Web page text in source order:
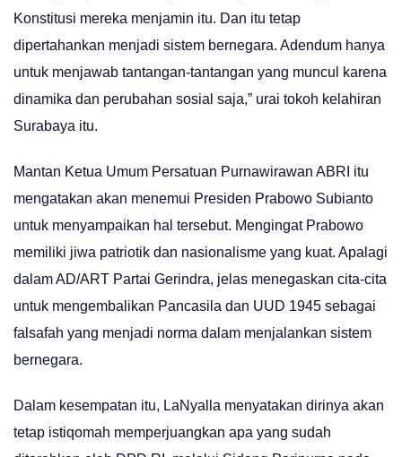
Konstitusi mereka menjamin itu. Dan itu tetap
dipertahankan menjadi sistem bernegara. Adendum hanya
untuk menjawab tantangan-tantangan yang muncul karena
dinamika dan perubahan sosial saja,” urai tokoh kelahiran
Surabaya itu.
Mantan Ketua Umum Persatuan Purnawirawan ABRI itu
mengatakan akan menemui Presiden Prabowo Subianto
untuk menyampaikan hal tersebut. Mengingat Prabowo
memiliki jiwa patriotik dan nasionalisme yang kuat. Apalagi
dalam AD/ART Partai Gerindra, jelas menegaskan cita-cita
untuk mengembalikan Pancasila dan UUD 1945 sebagai
falsafah yang menjadi norma dalam menjalankan sistem
bernegara.
Dalam kesempatan itu, LaNyalla menyatakan dirinya akan
tetap istiqomah memperjuangkan apa yang sudah